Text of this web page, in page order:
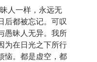
人一样，永远无
后都被忘记。可叹
愚昧人无异。我所
为在日光之下所行
恼。都是虚空，都